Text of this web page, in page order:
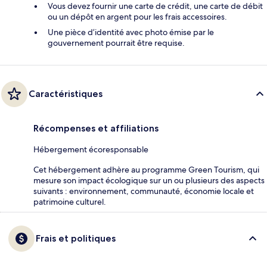
Vous devez fournir une carte de crédit, une carte de débit
ou un dépôt en argent pour les frais accessoires.
Une pièce d’identité avec photo émise par le
gouvernement pourrait être requise.
Caractéristiques
Récompenses et affiliations
Hébergement écoresponsable
Cet hébergement adhère au programme Green Tourism, qui
mesure son impact écologique sur un ou plusieurs des aspects
suivants : environnement, communauté, économie locale et
patrimoine culturel.
Frais et politiques